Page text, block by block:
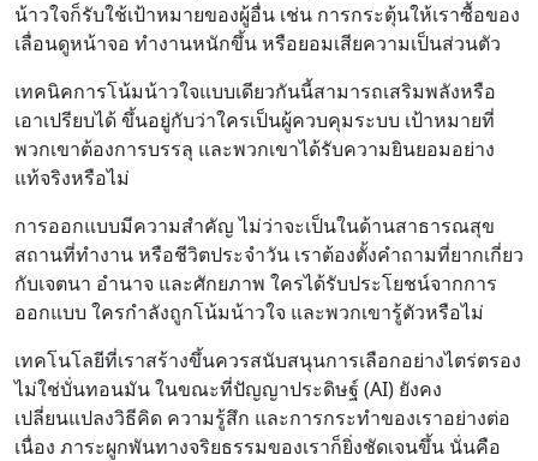
น้าวใจก็รับใช้เป้าหมายของผู้อื่น เช่น การกระตุ้นให้เราซื้อของ
เลื่อนดูหน้าจอ ทำงานหนักขึ้น หรือยอมเสียความเป็นส่วนตัว
เทคนิคการโน้มน้าวใจแบบเดียวกันนี้สามารถเสริมพลังหรือ
เอาเปรียบได้ ขึ้นอยู่กับว่าใครเป็นผู้ควบคุมระบบ เป้าหมายที่
พวกเขาต้องการบรรลุ และพวกเขาได้รับความยินยอมอย่าง
แท้จริงหรือไม่
การออกแบบมีความสำคัญ ไม่ว่าจะเป็นในด้านสาธารณสุข
สถานที่ทำงาน หรือชีวิตประจำวัน เราต้องตั้งคำถามที่ยากเกี่ยว
กับเจตนา อำนาจ และศักยภาพ ใครได้รับประโยชน์จากการ
ออกแบบ ใครกำลังถูกโน้มน้าวใจ และพวกเขารู้ตัวหรือไม่
เทคโนโลยีที่เราสร้างขึ้นควรสนับสนุนการเลือกอย่างไตร่ตรอง
ไม่ใช่บั่นทอนมัน ในขณะที่ปัญญาประดิษฐ์ (AI) ยังคง
เปลี่ยนแปลงวิธีคิด ความรู้สึก และการกระทำของเราอย่างต่อ
เนื่อง ภาระผูกพันทางจริยธรรมของเราก็ยิ่งชัดเจนขึ้น นั่นคือ